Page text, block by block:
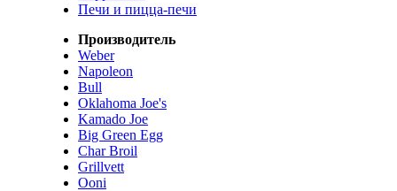
Печи и пицца-печи
Производитель
Weber
Napoleon
Bull
Oklahoma Joe's
Kamado Joe
Big Green Egg
Char Broil
Grillvett
Ooni